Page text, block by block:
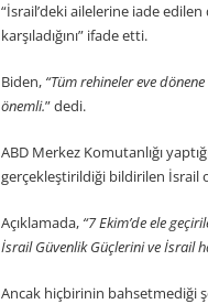
“İsrail’deki ailelerine iade
karşıladığını” ifade etti.
Biden,“Tüm rehineler eve
önemli.” dedi.
ABD Merkez Komutanlığı
gerçekleştirildiği bildirilen İsrail
Açıklamada,“7 Ekim’de ele
İsrail Güvenlik Güçlerini ve İsrail
Ancak hiçbirinin bahsetmediği